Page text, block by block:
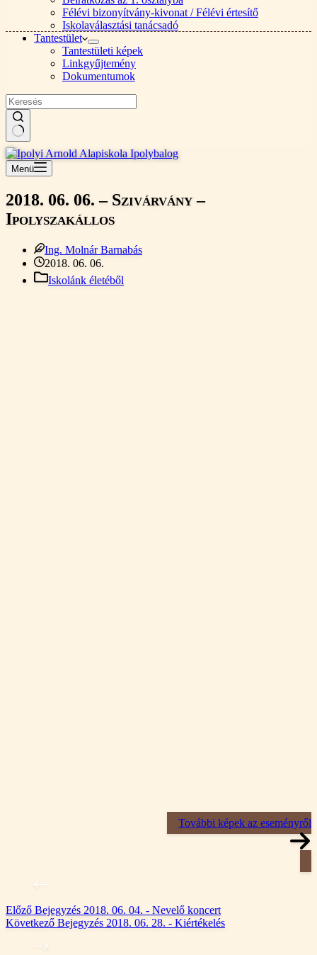
Félévi bizonyítvány-kivonat / Félévi értesítő
Iskolaválasztási tanácsadó
Tantestület
Tantestületi képek
Linkgyűjtemény
Dokumentumok
Nincs
találat
Menü
2018. 06. 06. – Szivárvány –
Ipolyszakállos
Ing. Molnár Barnabás
2018. 06. 06.
Iskolánk életéből
További képek az eseményről
Előző Bejegyzés 2018. 06. 04. - Nevelő koncert
Következő Bejegyzés 2018. 06. 28. - Kiértékelés